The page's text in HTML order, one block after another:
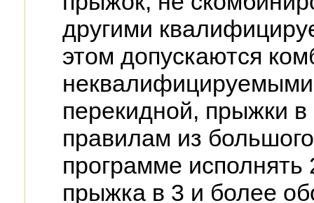
другими
этом допускаются
перекидной, прыжки
правилам из
программе
прыжка в 3 и более